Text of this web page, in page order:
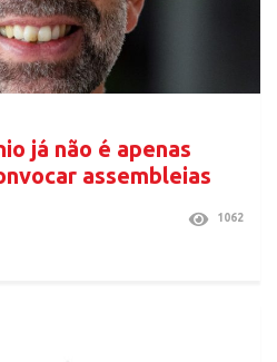
já não é apenas
assembleias
1062